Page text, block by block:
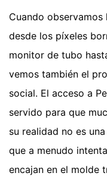
Cuando
desde los píxeles
monitor de tubo
vemos también el
social. El acceso a
servido para que
su realidad no es
que a menudo
encajan en el molde